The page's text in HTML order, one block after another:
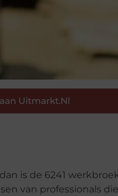
Uitmarkt.nl
is de 6241
van professionals die